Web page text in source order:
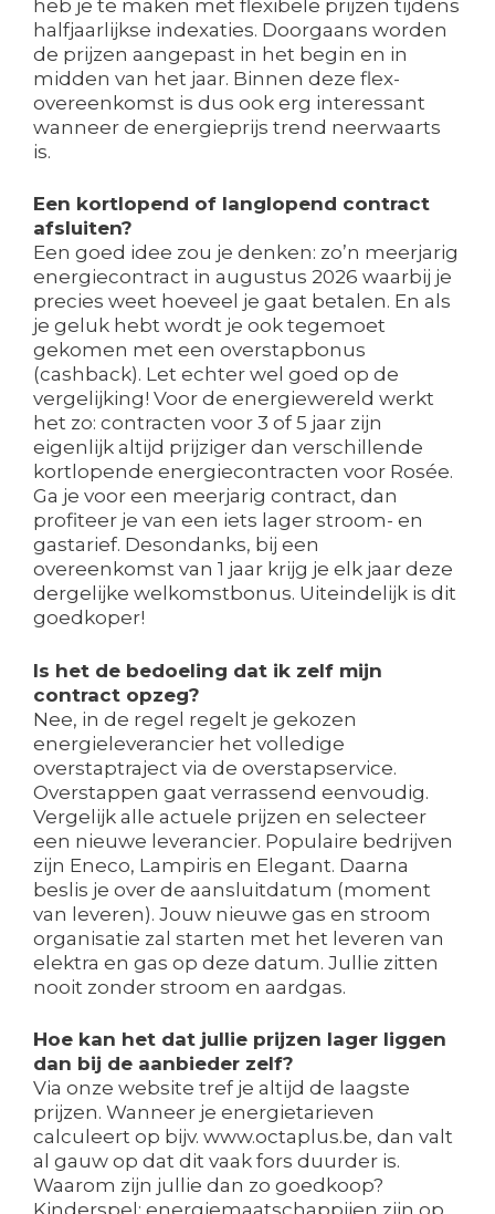
heb je te maken met flexibele prijzen tijdens
halfjaarlijkse indexaties. Doorgaans worden
de prijzen aangepast in het begin en in
midden van het jaar. Binnen deze flex-
overeenkomst is dus ook erg interessant
wanneer de energieprijs trend neerwaarts
is.
Een kortlopend of langlopend contract
afsluiten?
Een goed idee zou je denken: zo’n meerjarig
energiecontract in augustus 2026 waarbij je
precies weet hoeveel je gaat betalen. En als
je geluk hebt wordt je ook tegemoet
gekomen met een overstapbonus
(cashback). Let echter wel goed op de
vergelijking! Voor de energiewereld werkt
het zo: contracten voor 3 of 5 jaar zijn
eigenlijk altijd prijziger dan verschillende
kortlopende energiecontracten voor Rosée.
Ga je voor een meerjarig contract, dan
profiteer je van een iets lager stroom- en
gastarief. Desondanks, bij een
overeenkomst van 1 jaar krijg je elk jaar deze
dergelijke welkomstbonus. Uiteindelijk is dit
goedkoper!
Is het de bedoeling dat ik zelf mijn
contract opzeg?
Nee, in de regel regelt je gekozen
energieleverancier het volledige
overstaptraject via de overstapservice.
Overstappen gaat verrassend eenvoudig.
Vergelijk alle actuele prijzen en selecteer
een nieuwe leverancier. Populaire bedrijven
zijn Eneco, Lampiris en Elegant. Daarna
beslis je over de aansluitdatum (moment
van leveren). Jouw nieuwe gas en stroom
organisatie zal starten met het leveren van
elektra en gas op deze datum. Jullie zitten
nooit zonder stroom en aardgas.
Hoe kan het dat jullie prijzen lager liggen
dan bij de aanbieder zelf?
Via onze website tref je altijd de laagste
prijzen. Wanneer je energietarieven
calculeert op bijv. www.octaplus.be, dan valt
al gauw op dat dit vaak fors duurder is.
Waarom zijn jullie dan zo goedkoop?